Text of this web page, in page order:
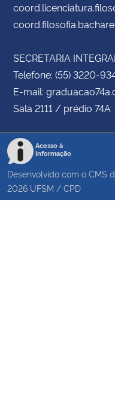
SECRETARIA
Telefone: (55) 3220-
E-mail:
Sala 2111 / prédio 74A
Acesso à
Informação
Desenvolvido com o CMS
2026 UFSM / CPD